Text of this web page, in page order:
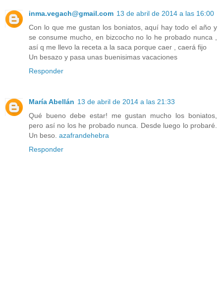
inma.vegach@gmail.com 13 de abril de 2014 a las 16:00
Con lo que me gustan los boniatos, aquí hay todo el año y
se consume mucho, en bizcocho no lo he probado nunca ,
así q me llevo la receta a la saca porque caer , caerá fijo
Un besazo y pasa unas buenisimas vacaciones
Responder
María Abellán 13 de abril de 2014 a las 21:33
Qué bueno debe estar! me gustan mucho los boniatos,
pero así no los he probado nunca. Desde luego lo probaré.
Un beso. azafrandehebra
Responder